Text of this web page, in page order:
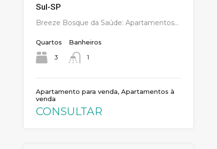
Sul-SP
Breeze Bosque da Saúde: Apartamentos…
Quartos
3
Banheiros
1
Apartamento para venda, Apartamentos à
venda
CONSULTAR